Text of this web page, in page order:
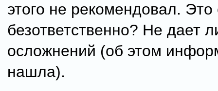
этого не рекомендовал. Это
безответственно? Не дает
осложнений (об этом
нашла).